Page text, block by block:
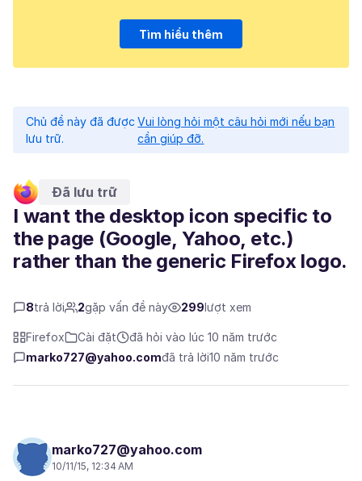
Tìm hiểu thêm
Chủ đề này đã được
lưu trữ.
Vui lòng hỏi một câu hỏi mới nếu bạn
cần giúp đỡ.
Đã lưu trữ
I want the desktop icon specific to
the page (Google, Yahoo, etc.)
rather than the generic Firefox logo.
8trả lời 2gặp vấn đề này 299lượt xem
Firefox Cài đặt
đã hỏi vào lúc 10 năm trước
marko727@yahoo.comđã trả lời10 năm trước
marko727@yahoo.com
10/11/15, 12:34 AM